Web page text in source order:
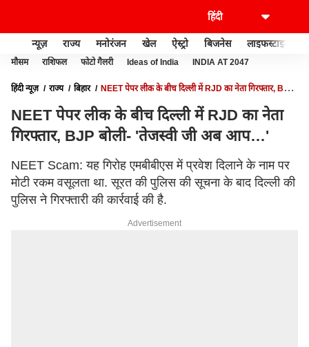
न्यूज़ राज्य मनोरंजन खेल ऐस्ट्रो बिजनेस लाइफस्टाइल
मौसम राशिफल फोटो गैलरी Ideas of India INDIA AT 2047
हिंदी न्यूज़ राज्य बिहार
NEET पेपर लीक के बीच दिल्ली में RJD का नेता गिरफ्तार, BJP
NEET पेपर लीक के बीच दिल्ली में RJD का नेता
गिरफ्तार, BJP बोली- 'तेजस्वी जी अब आप…'
NEET Scam: यह गिरोह एमबीबीएस में प्रवेश दिलाने के नाम पर
मोटी रकम वसूलता था. सूरत की पुलिस की सूचना के बाद दिल्ली की
पुलिस ने गिरफ्तारी की कार्रवाई की है.
Advertisement